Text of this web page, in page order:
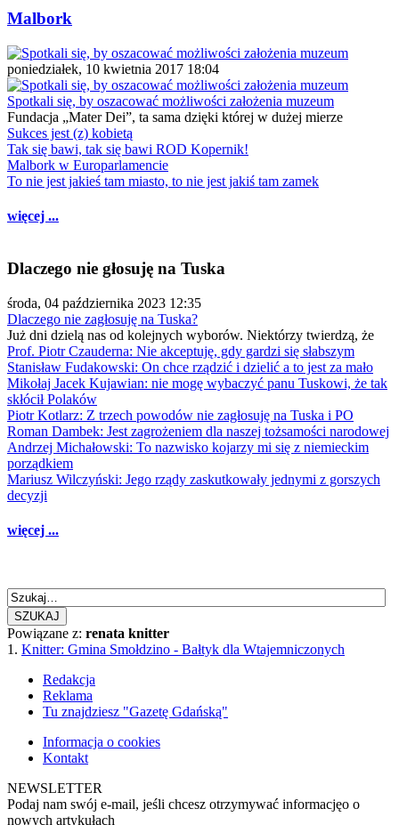
Malbork
poniedziałek, 10 kwietnia 2017 18:04
Spotkali się, by oszacować możliwości założenia muzeum
Fundacja „Mater Dei”, ta sama dzięki której w dużej mierze
Sukces jest (z) kobietą
Tak się bawi, tak się bawi ROD Kopernik!
Malbork w Europarlamencie
To nie jest jakieś tam miasto, to nie jest jakiś tam zamek
więcej ...
Dlaczego nie głosuję na Tuska
środa, 04 października 2023 12:35
Dlaczego nie zagłosuję na Tuska?
Już dni dzielą nas od kolejnych wyborów. Niektórzy twierdzą, że
Prof. Piotr Czauderna: Nie akceptuję, gdy gardzi się słabszym
Stanisław Fudakowski: On chce rządzić i dzielić a to jest za mało
Mikołaj Jacek Kujawian: nie mogę wybaczyć panu Tuskowi, że tak
skłócił Polaków
Piotr Kotlarz: Z trzech powodów nie zagłosuję na Tuska i PO
Roman Dambek: Jest zagrożeniem dla naszej tożsamości narodowej
Andrzej Michałowski: To nazwisko kojarzy mi się z niemieckim
porządkiem
Mariusz Wilczyński: Jego rządy zaskutkowały jednymi z gorszych
decyzji
więcej ...
SZUKAJ
Powiązane z: renata knitter
1. Knitter: Gmina Smołdzino - Bałtyk dla Wtajemniczonych
Redakcja
Reklama
Tu znajdziesz "Gazetę Gdańską"
Informacja o cookies
Kontakt
NEWSLETTER
Podaj nam swój e-mail, jeśli chcesz otrzymywać informacjęo o
nowych artykułach